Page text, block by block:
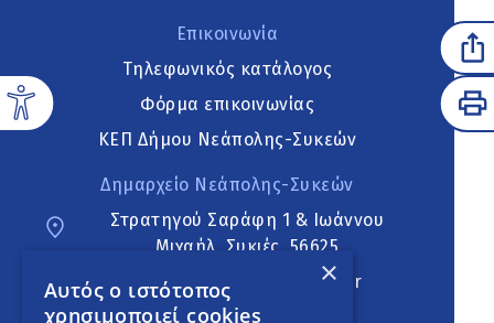
Επικοινωνία
Τηλεφωνικός κατάλογος
Φόρμα επικοινωνίας
ΚΕΠ Δήμου Νεάπολης-Συκεών
Δημαρχείο Νεάπολης-Συκεών
Στρατηγού Σαράφη 1 & Ιωάννου
Μιχαήλ, Συκιές, 56625
neapoli.sykies@ddt.gov.gr
×
Αυτός ο ιστότοπος
χρησιμοποιεί cookies